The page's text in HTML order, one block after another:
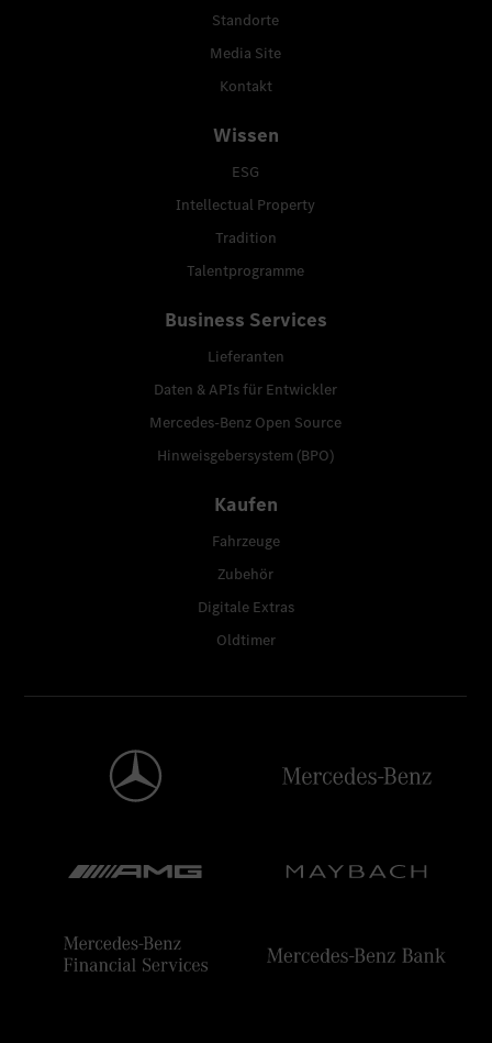
Standorte
Media Site
Kontakt
Wissen
ESG
Intellectual Property
Tradition
Talentprogramme
Business Services
Lieferanten
Daten & APIs für Entwickler
Mercedes-Benz Open Source
Hinweisgebersystem (BPO)
Kaufen
Fahrzeuge
Zubehör
Digitale Extras
Oldtimer